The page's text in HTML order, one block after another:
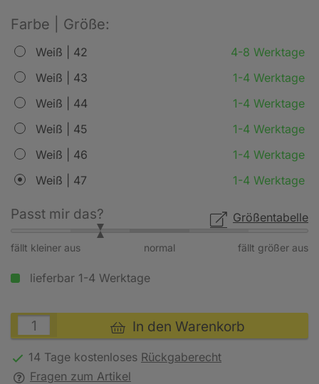
Farbe | Größe:
Weiß | 42
4-8 Werktage
Weiß | 43
1-4 Werktage
Weiß | 44
1-4 Werktage
Weiß | 45
1-4 Werktage
Weiß | 46
1-4 Werktage
Weiß | 47
1-4 Werktage
Größentabelle
Passt mir das?
fällt kleiner aus fällt größer aus
normal
lieferbar 1-4 Werktage
In den Warenkorb
14 Tage kostenloses Rückgaberecht
Fragen zum Artikel